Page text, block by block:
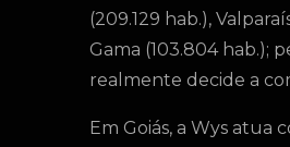
(209.129 hab.),
Gama (103.804 hab.);
realmente decide a
Em Goiás, a Wys atua